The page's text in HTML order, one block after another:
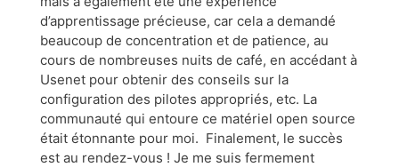
d’apprentissage précieuse, car cela a demandé
beaucoup de concentration et de patience, au
cours de nombreuses nuits de café, en accédant à
Usenet pour obtenir des conseils sur la
configuration des pilotes appropriés, etc. La
communauté qui entoure ce matériel open source
était étonnante pour moi. Finalement, le succès
est au rendez-vous ! Je me suis fermement